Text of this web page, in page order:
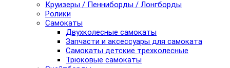
Круизеры / Пенниборды / Лонгборды
Ролики
Самокаты
Двухколесные самокаты
Запчасти и аксессуары для самоката
Самокаты детские трехколесные
Трюковые самокаты